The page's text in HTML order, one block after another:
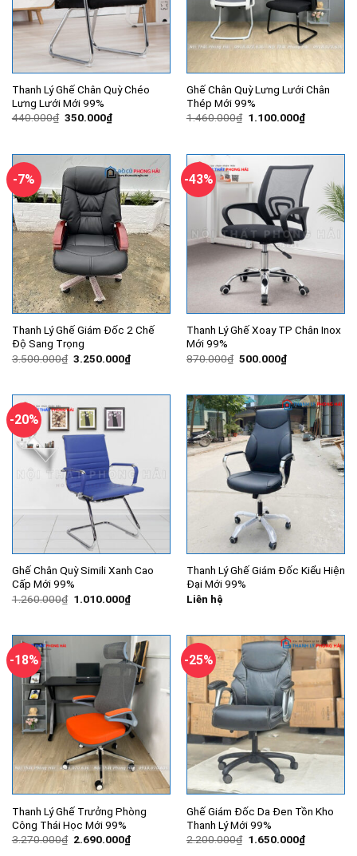
Thanh Lý Ghế Chân Quỳ Chéo
Lưng Lưới Mới 99%
440.000₫ Giá
350.000₫Giá
hiện
350.000₫.
Ghế Chân Quỳ Lưng Lưới Chân
Thép Mới 99%
1.460.000₫ Giá
1.100.000₫Giá
hiện
-7%
Thanh Lý Ghế Giám Đốc 2 Chế
Độ Sang Trọng
3.500.000₫ Giá
3.250.000₫Giá
hiện
3.250.000₫.
-43%
Thanh Lý Ghế Xoay TP Chân Inox
Mới 99%
870.000₫ Giá
500.000₫Giá
hiện
500.000₫.
-20%
Ghế Chân Quỳ Simili Xanh Cao
Cấp Mới 99%
1.260.000₫ Giá
1.010.000₫Giá
hiện
1.010.000₫.
Thanh Lý Ghế Giám Đốc Kiểu Hiện
Đại Mới 99%
Liên hệ
-18%
Thanh Lý Ghế Trưởng Phòng
Công Thái Học Mới 99%
3.270.000₫ Giá
2.690.000₫Giá
hiện
-25%
Ghế Giám Đốc Da Đen Tồn Kho
Thanh Lý Mới 99%
2.200.000₫ Giá
1.650.000₫Giá
hiện